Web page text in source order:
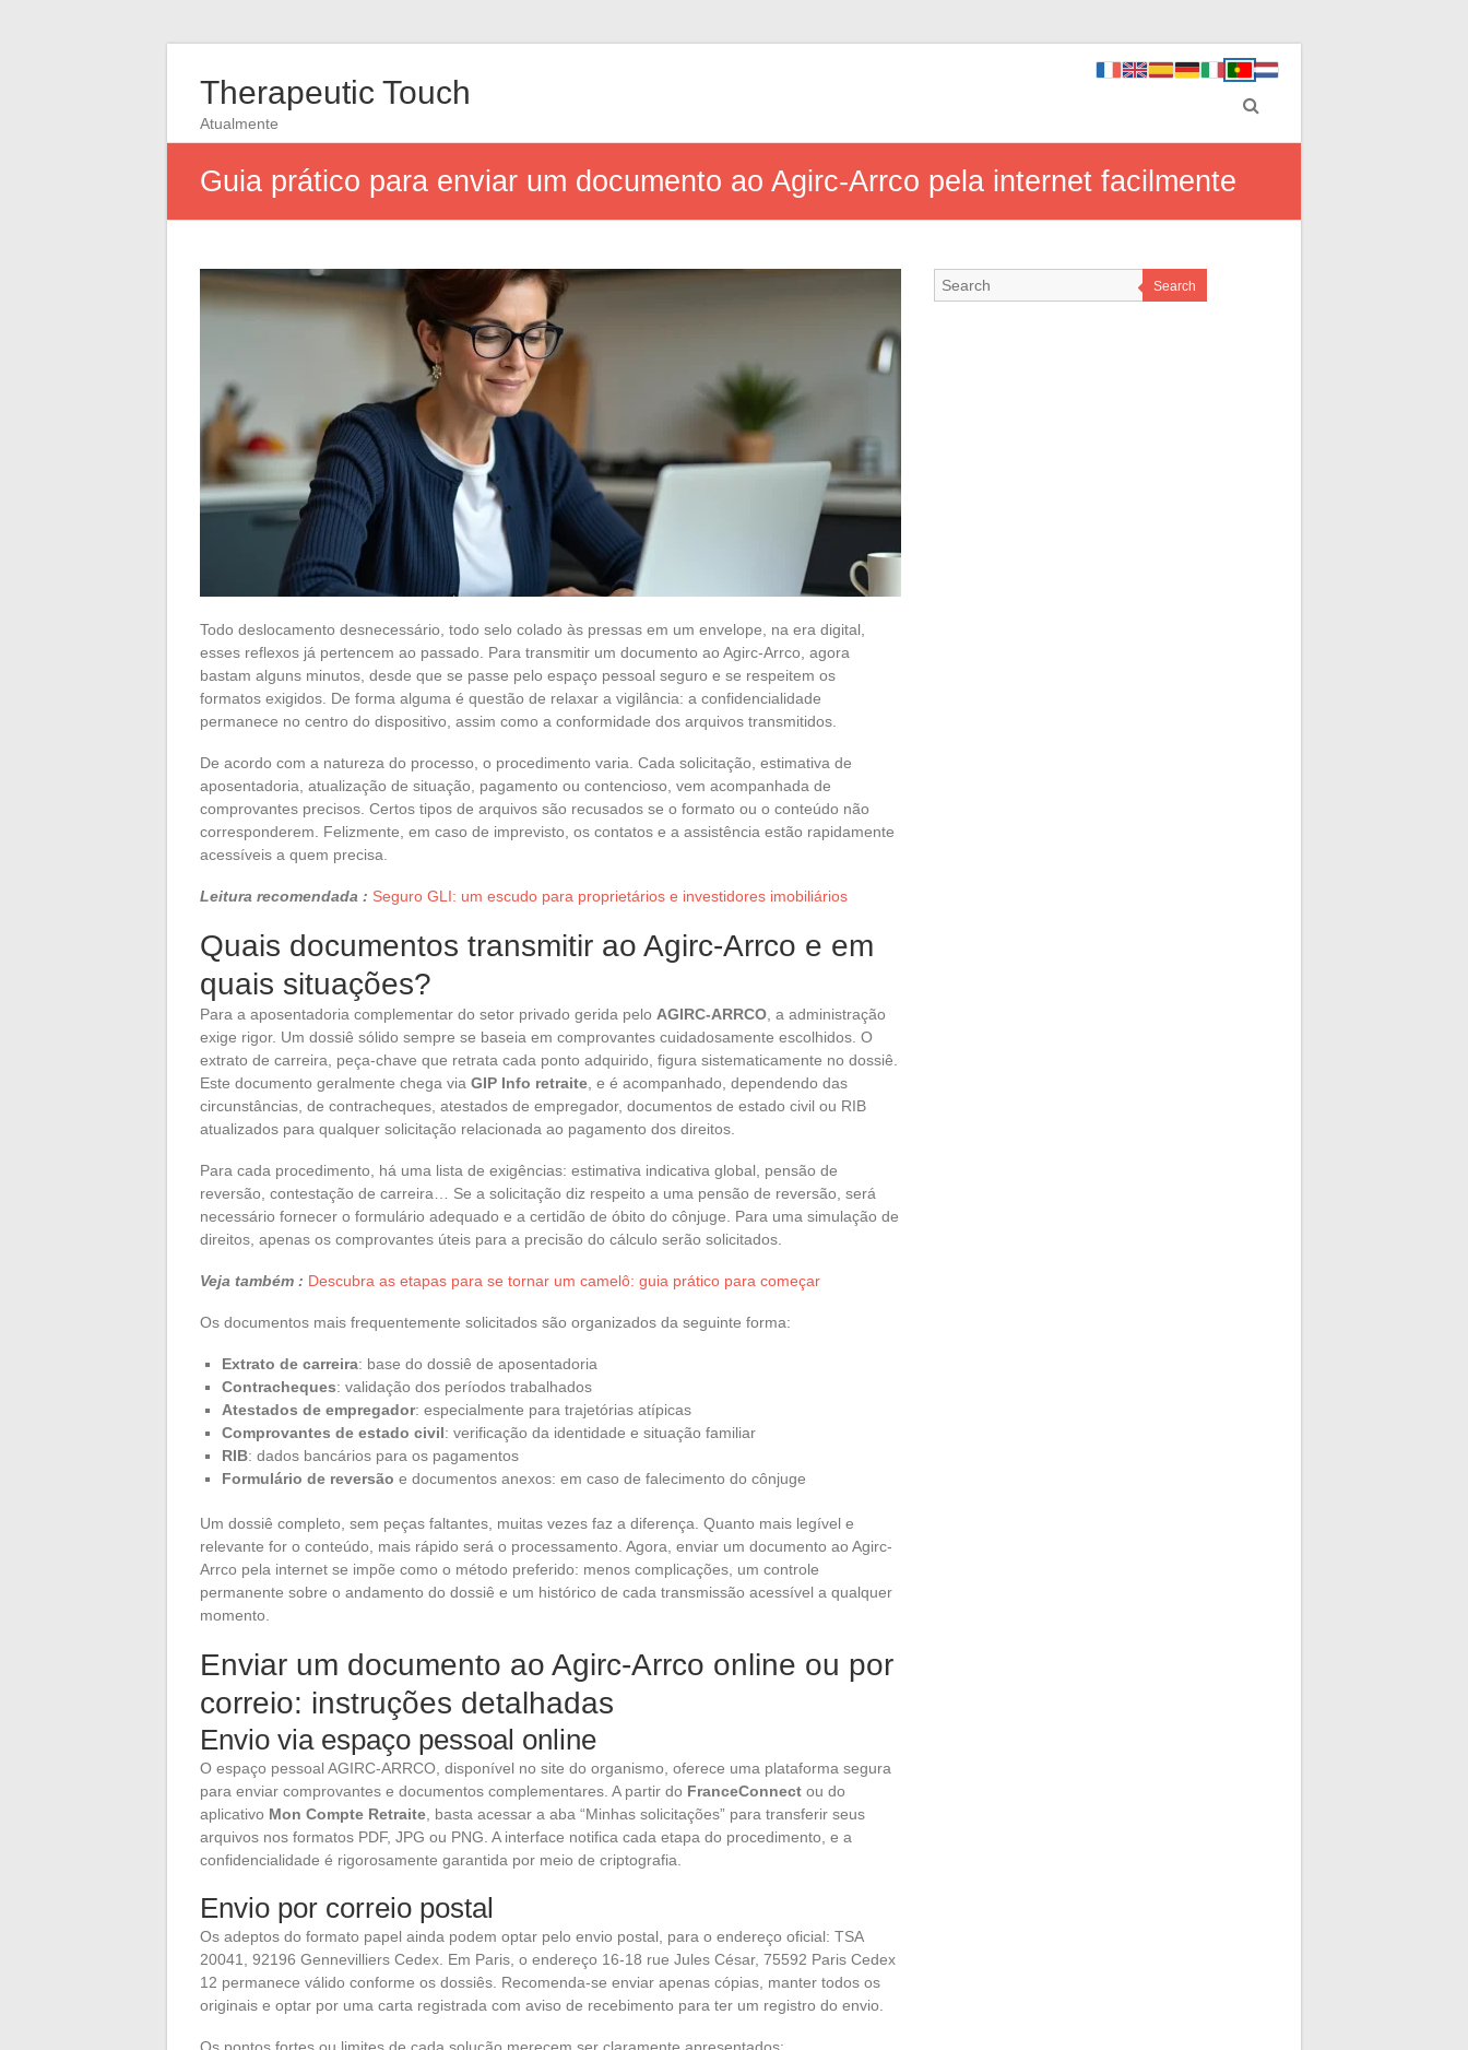
Therapeutic Touch
Atualmente
Guia prático para enviar um documento ao Agirc-Arrco pela internet facilmente
Todo deslocamento desnecessário, todo selo colado às pressas em um envelope, na era digital,
esses reflexos já pertencem ao passado. Para transmitir um documento ao Agirc-Arrco, agora
bastam alguns minutos, desde que se passe pelo espaço pessoal seguro e se respeitem os
formatos exigidos. De forma alguma é questão de relaxar a vigilância: a confidencialidade
permanece no centro do dispositivo, assim como a conformidade dos arquivos transmitidos.
De acordo com a natureza do processo, o procedimento varia. Cada solicitação, estimativa de
aposentadoria, atualização de situação, pagamento ou contencioso, vem acompanhada de
comprovantes precisos. Certos tipos de arquivos são recusados se o formato ou o conteúdo não
corresponderem. Felizmente, em caso de imprevisto, os contatos e a assistência estão rapidamente
acessíveis a quem precisa.
Leitura recomendada : Seguro GLI: um escudo para proprietários e investidores imobiliários
Quais documentos transmitir ao Agirc-Arrco e em
quais situações?
Para a aposentadoria complementar do setor privado gerida pelo AGIRC-ARRCO , a administração
exige rigor. Um dossiê sólido sempre se baseia em comprovantes cuidadosamente escolhidos. O
extrato de carreira, peça-chave que retrata cada ponto adquirido, figura sistematicamente no dossiê.
Este documento geralmente chega via GIP Info retraite , e é acompanhado, dependendo das
circunstâncias, de contracheques, atestados de empregador, documentos de estado civil ou RIB
atualizados para qualquer solicitação relacionada ao pagamento dos direitos.
Para cada procedimento, há uma lista de exigências: estimativa indicativa global, pensão de
reversão, contestação de carreira… Se a solicitação diz respeito a uma pensão de reversão, será
necessário fornecer o formulário adequado e a certidão de óbito do cônjuge. Para uma simulação de
direitos, apenas os comprovantes úteis para a precisão do cálculo serão solicitados.
Veja também : Descubra as etapas para se tornar um camelô: guia prático para começar
Os documentos mais frequentemente solicitados são organizados da seguinte forma:
Extrato de carreira: base do dossiê de aposentadoria
Contracheques: validação dos períodos trabalhados
Atestados de empregador: especialmente para trajetórias atípicas
Comprovantes de estado civil: verificação da identidade e situação familiar
RIB: dados bancários para os pagamentos
Formulário de reversão e documentos anexos: em caso de falecimento do cônjuge
Um dossiê completo, sem peças faltantes, muitas vezes faz a diferença. Quanto mais legível e
relevante for o conteúdo, mais rápido será o processamento. Agora, enviar um documento ao Agirc-
Arrco pela internet se impõe como o método preferido: menos complicações, um controle
permanente sobre o andamento do dossiê e um histórico de cada transmissão acessível a qualquer
momento.
Enviar um documento ao Agirc-Arrco online ou por
correio: instruções detalhadas
Envio via espaço pessoal online
O espaço pessoal AGIRC-ARRCO, disponível no site do organismo, oferece uma plataforma segura
para enviar comprovantes e documentos complementares. A partir do FranceConnect ou do
aplicativo Mon Compte Retraite , basta acessar a aba “Minhas solicitações” para transferir seus
arquivos nos formatos PDF, JPG ou PNG. A interface notifica cada etapa do procedimento, e a
confidencialidade é rigorosamente garantida por meio de criptografia.
Envio por correio postal
Os adeptos do formato papel ainda podem optar pelo envio postal, para o endereço oficial: TSA
20041, 92196 Gennevilliers Cedex. Em Paris, o endereço 16-18 rue Jules César, 75592 Paris Cedex
12 permanece válido conforme os dossiês. Recomenda-se enviar apenas cópias, manter todos os
originais e optar por uma carta registrada com aviso de recebimento para ter um registro do envio.
Search